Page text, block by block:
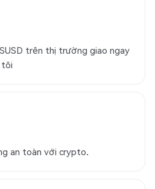
trên thị trường giao ngay
tôi
an toàn với crypto.